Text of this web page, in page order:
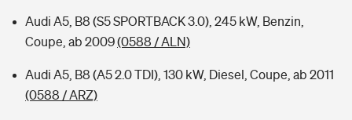
Audi A5, B8 (S5 SPORTBACK 3.0), 245 kW, Benzin,
Coupe, ab 2009(0588 / ALN)
Audi A5, B8 (A5 2.0 TDI), 130 kW, Diesel, Coupe, ab 2011
(0588 / ARZ)